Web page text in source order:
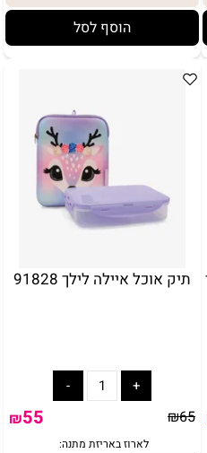
הוסף לסל
תיק אוכל איילה לילך 91828
₪65
₪55